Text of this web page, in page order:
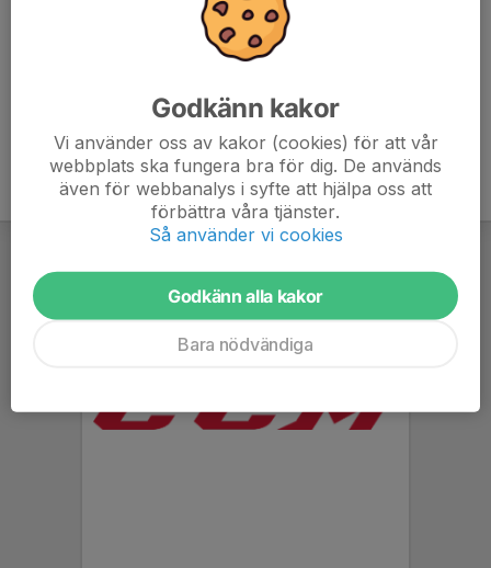
Godkänn kakor
Vi använder oss av kakor (cookies) för att vår
webbplats ska fungera bra för dig. De används
även för webbanalys i syfte att hjälpa oss att
förbättra våra tjänster.
Så använder vi cookies
Godkänn alla kakor
Bara nödvändiga